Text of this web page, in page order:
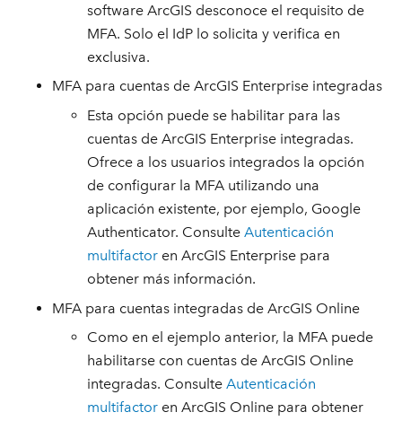
software ArcGIS desconoce el requisito de
MFA. Solo el IdP lo solicita y verifica en
exclusiva.
MFA para cuentas de ArcGIS Enterprise integradas
Esta opción puede se habilitar para las
cuentas de ArcGIS Enterprise integradas.
Ofrece a los usuarios integrados la opción
de configurar la MFA utilizando una
aplicación existente, por ejemplo, Google
Authenticator. ConsulteAutenticación
multifactor en ArcGIS Enterprise para
obtener más información.
MFA para cuentas integradas de ArcGIS Online
Como en el ejemplo anterior, la MFA puede
habilitarse con cuentas de ArcGIS Online
integradas. ConsulteAutenticación
multifactor en ArcGIS Online para obtener